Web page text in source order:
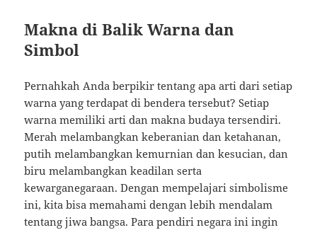
Makna di Balik Warna dan
Simbol
Pernahkah Anda berpikir tentang apa arti dari setiap
warna yang terdapat di bendera tersebut? Setiap
warna memiliki arti dan makna budaya tersendiri.
Merah melambangkan keberanian dan ketahanan,
putih melambangkan kemurnian dan kesucian, dan
biru melambangkan keadilan serta
kewarganegaraan. Dengan mempelajari simbolisme
ini, kita bisa memahami dengan lebih mendalam
tentang jiwa bangsa. Para pendiri negara ini ingin